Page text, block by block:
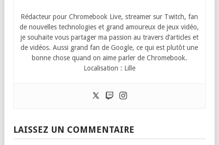
Rédacteur pour Chromebook Live, streamer sur Twitch, fan
de nouvelles technologies et grand amoureux de jeux vidéo,
je souhaite vous partager ma passion au travers d’articles et
de vidéos. Aussi grand fan de Google, ce qui est plutôt une
bonne chose quand on aime parler de Chromebook.
Localisation : Lille
LAISSEZ UN COMMENTAIRE